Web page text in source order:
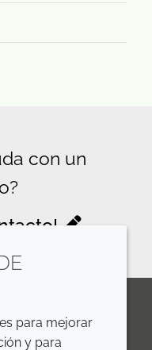
con un
Line
para mejorar
y para